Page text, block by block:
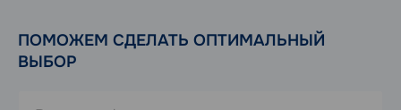
ПОМОЖЕМ СДЕЛАТЬ ОПТИМАЛЬНЫЙ
ВЫБОР